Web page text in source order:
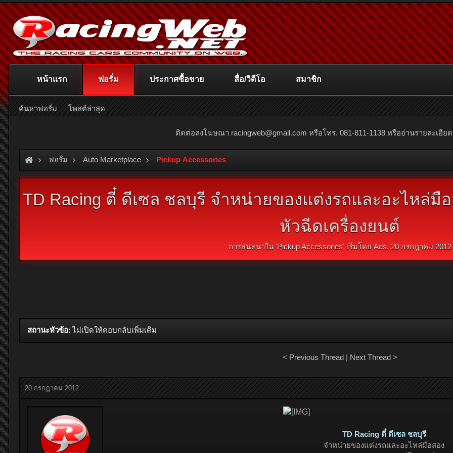
ติดต่อลงโฆษณา racingweb@gmail.com หรือโทร. 081-811-1138 หรืออ่านรายละเอีย
ฟอรั่ม Auto Marketplace Pickup Accessories
TD Racing ตี๋ ดีเซล ชลบุรี จำหน่ายของแต่งรถและอะไหล่มื
หัวฉีดเครื่องยนต์
การสนทนาใน 'Pickup Accessories' เริ่มโดย Ads, 20 กรกฎาคม 2012
สถานะหัวข้อ: ไม่เปิดให้ตอบกลับเพิ่มเติม
< Previous Thread| Next Thread>
20 กรกฎาคม 2012
TD Racing ตี๋ ดีเซล ชลบุรี
จำหน่ายของแต่งรถและอะไหล่มือสอง
หน้าแรก ฟอรั่ม
ค้นหาฟอรั่ม โพสต์ล่าสุด
ประกาศซื้อขาย สื่อ/วิดีโอ สมาชิก